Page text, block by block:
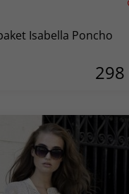
Isabella Poncho
298